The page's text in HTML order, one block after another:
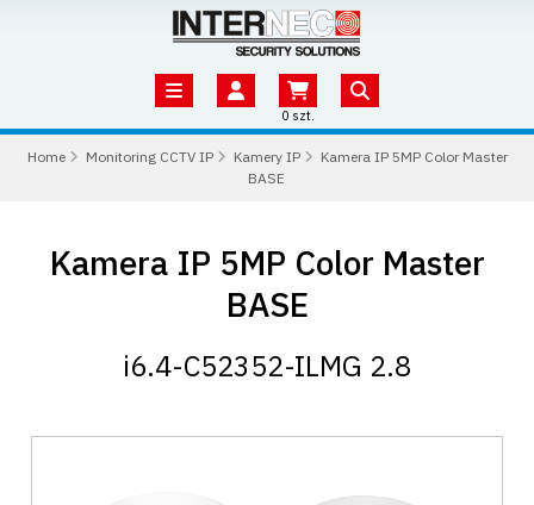
0 szt.
Home Monitoring CCTV IP Kamery IP
Kamera IP 5MP Color Master
BASE
Kamera IP 5MP Color Master
BASE
i6.4-C52352-ILMG 2.8